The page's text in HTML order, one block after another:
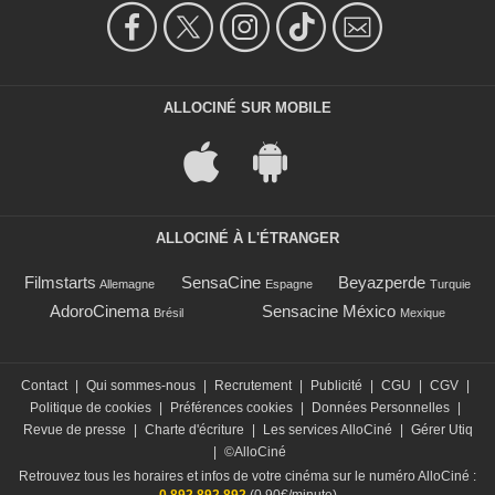
ALLOCINÉ SUR MOBILE
ALLOCINÉ À L'ÉTRANGER
Filmstarts Allemagne SensaCine Espagne Beyazperde Turquie
AdoroCinema Brésil Sensacine México Mexique
Contact Qui sommes-nous Recrutement Publicité CGU CGV
Politique de cookies
Préférences cookies Données Personnelles
Revue de presse
Charte d'écriture Les services AlloCiné
Gérer Utiq
©AlloCiné
Retrouvez tous les horaires et infos de votre cinéma sur le numéro AlloCiné :